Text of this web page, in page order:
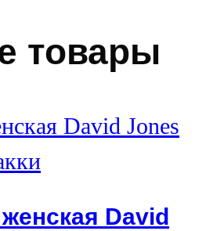
товары
David